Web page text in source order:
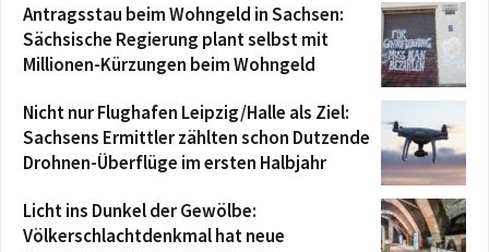
Antragsstau beim Wohngeld in Sachsen:
Sächsische Regierung plant selbst mit
Millionen-Kürzungen beim Wohngeld
Nicht nur Flughafen Leipzig/Halle als Ziel:
Sachsens Ermittler zählten schon Dutzende
Drohnen-Überflüge im ersten Halbjahr
Licht ins Dunkel der Gewölbe:
Völkerschlachtdenkmal hat neue